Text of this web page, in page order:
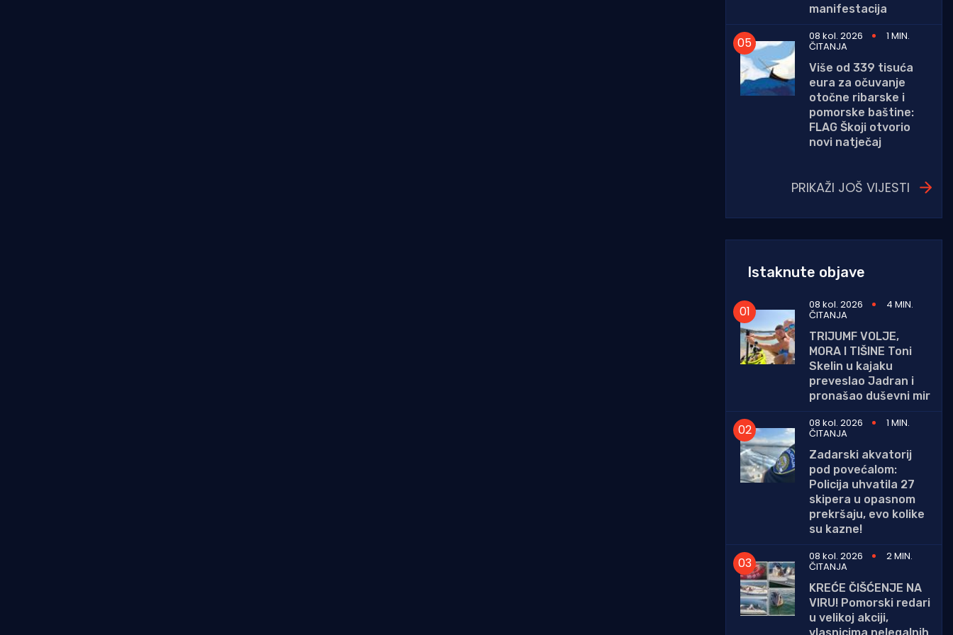
manifestacija
08 kol. 2026
1 MIN.
ČITANJA
Više od 339 tisuća
eura za očuvanje
otočne ribarske i
pomorske baštine:
FLAG Škoji otvorio
novi natječaj
PRIKAŽI JOŠ VIJESTI
Istaknute objave
08 kol. 2026 4 MIN.
ČITANJA
TRIJUMF VOLJE,
MORA I TIŠINE Toni
Skelin u kajaku
preveslao Jadran i
pronašao duševni mir
08 kol. 2026
1 MIN.
ČITANJA
Zadarski akvatorij
pod povećalom:
Policija uhvatila 27
skipera u opasnom
prekršaju, evo kolike
su kazne!
08 kol. 2026
2 MIN.
ČITANJA
KREĆE ČIŠĆENJE NA
VIRU! Pomorski redari
u velikoj akciji,
vlasnicima nelegalnih